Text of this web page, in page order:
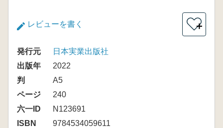
レビューを書く ＋
発行元
日本実業出版社
出版年
2022
判
A5
ページ
240
六一ID
N123691
ISBN
9784534059611